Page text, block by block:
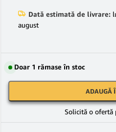
Dată estimată de livrare:
august
Doar 1 rămase în stoc
ADAUGĂ
Solicită o ofertă